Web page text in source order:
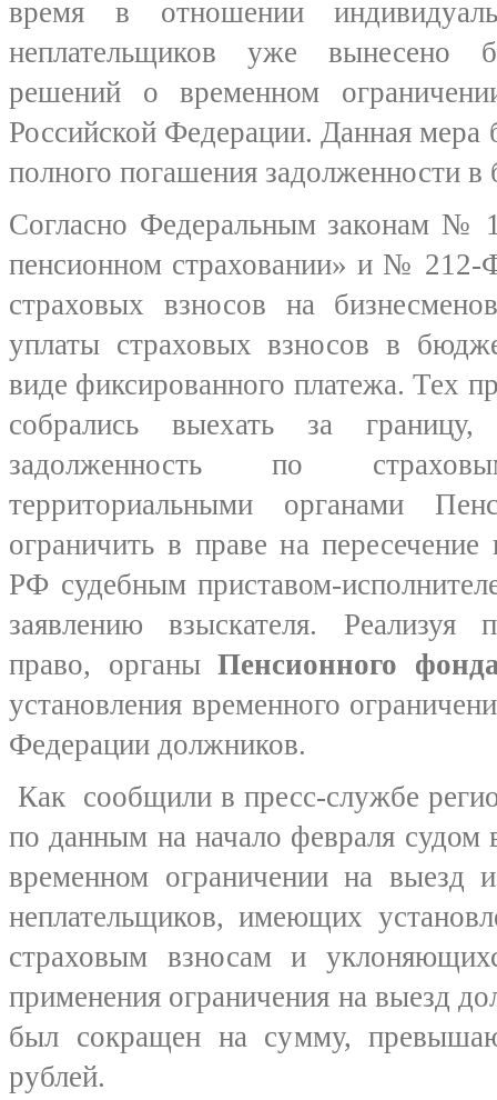
время в отношении
неплательщиков уже вынесено
решений о временном
Российской Федерации. Данная мера
полного погашения задолженности
Согласно Федеральным законам №
пенсионном страховании» и № 212-
страховых взносов на
уплаты страховых взносов в
виде фиксированного платежа. Тех
собрались выехать за
задолженность по
территориальными органами
ограничить в праве на пересечение
РФ судебным приставом-
заявлению взыскателя. Реализуя
право, органыПенсионного
установления временного
Федерации должников.
Как сообщили в пресс-службе
по данным на начало февраля
временном ограничении на выезд
неплательщиков, имеющих
страховым взносам и
применения ограничения на выезд
был сокращен на сумму,
рублей.